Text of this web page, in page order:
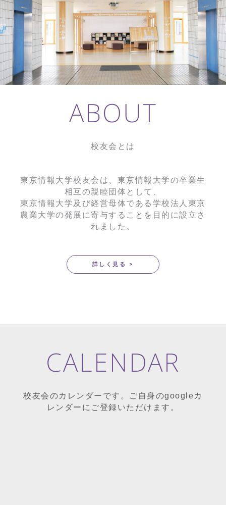
ABOUT
校友会とは
東京情報大学校友会は、東京情報大学の卒業生
相互の親睦団体として、
東京情報大学及び経営母体である学校法人東京
農業大学の発展に寄与することを 目的に設立さ
れました。
詳しく見る >
CALENDAR
校友会のカレンダーです。ご自身のgoogleカ
レンダーにご登録いただけます。